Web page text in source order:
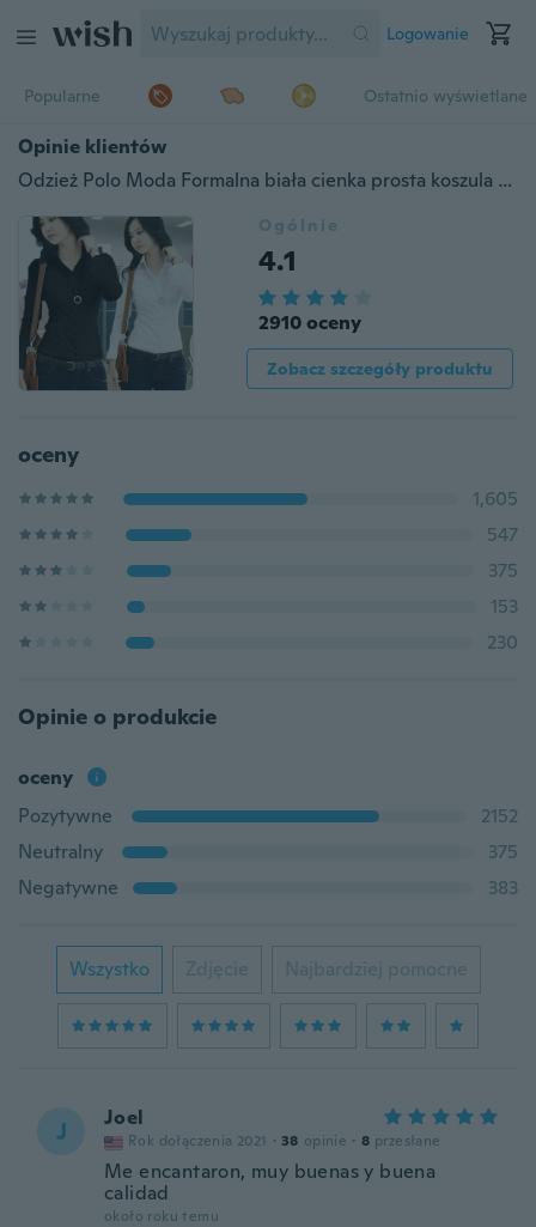
Logowanie
Popularne Ostatnio wyświetlane
Opinie klientów
Odzież Polo Moda Formalna biała cienka prosta koszula z długim rękawem Bluzka damska
Ogólnie
4.1
2910 oceny
Zobacz szczegóły produktu
oceny
1,605
547
375
153
230
Opinie o produkcie
oceny
Pozytywne
2152
Neutralny
375
Negatywne
383
Wszystko Zdjęcie Najbardziej pomocne
J Joel
Rok dołączenia 2021 · 38 opinie · 8 przesłane
Me encantaron, muy buenas y buena
calidad
około roku temu